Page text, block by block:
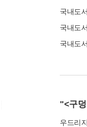
국내도
국내도
국내도
"<구
우드리